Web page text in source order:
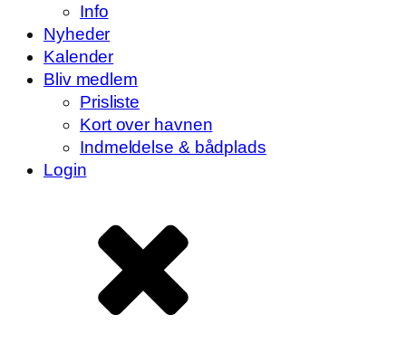
Info
Nyheder
Kalender
Bliv medlem
Prisliste
Kort over havnen
Indmeldelse & bådplads
Login